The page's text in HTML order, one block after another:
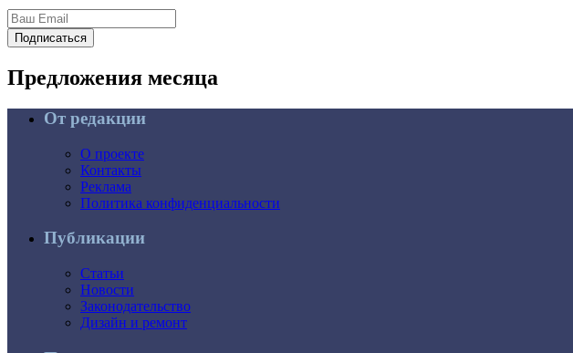
Подписаться
Предложения месяца
От редакции
О проекте
Контакты
Реклама
Политика конфиденциальности
Публикации
Статьи
Новости
Законодательство
Дизайн и ремонт